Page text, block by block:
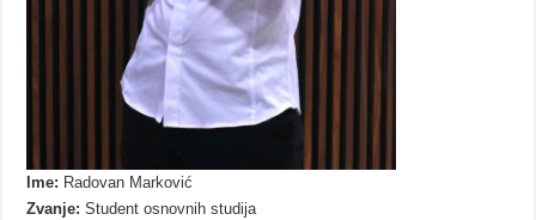
Ime: Radovan Marković
Zvanje:Student osnovnih studija